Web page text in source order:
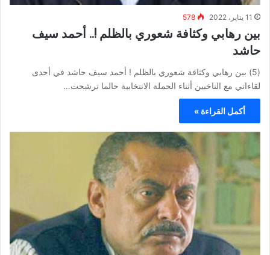
11 يناير، 2022 578
بين رهابي وكثافة شعوري بالظلم !.. أحمد سيف
حاشد
(5) بين رهابي وكثافة شعوري بالظلم ! أحمد سيف حاشد في أحدى
لقاءاتي مع الناخبين أثناء الحملة الانتخابية حالما ترشحت…
أكمل القراءة »